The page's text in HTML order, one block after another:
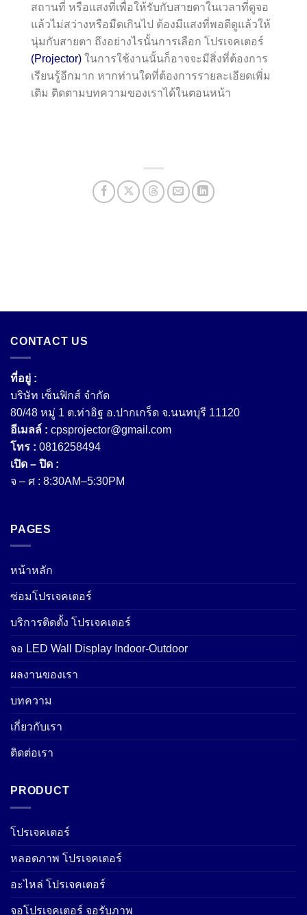
สถานที่ หรือแสงที่เพื่อให้รับกับสายตาในเวลาที่ดูจอ
แล้วไม่สว่างหรือมืดเกินไป ต้องมีแสงที่พอดีดูแล้วให้
นุ่มกับสายตา ถึงอย่างไรนั้นการเลือก โปรเจคเตอร์
(Projector) ในการใช้งานนั้นก็อาจจะมีสิ่งที่ต้องการ
เรียนรู้อีกมาก หากท่านใดที่ต้องการรายละเอียดเพิ่ม
เติม ติดตามบทความของเราได้ในตอนหน้า
CONTACT US
ที่อยู่ :
บริษัท เซ็นฟิกส์ จํากัด
80/48 หมู่ 1 ต.ท่าอิฐ อ.ปากเกร็ด จ.นนทบุรี 11120
อีเมลล์ : cpsprojector@gmail.com
โทร : 0816258494
เปิด – ปิด :
จ – ศ : 8:30AM–5:30PM
PAGES
หน้าหลัก
ซ่อมโปรเจคเตอร์
บริการติดตั้ง โปรเจคเตอร์
จอ LED Wall Display Indoor-Outdoor
ผลงานของเรา
บทความ
เกี่ยวกับเรา
ติดต่อเรา
PRODUCT
โปรเจคเตอร์
หลอดภาพ โปรเจคเตอร์
อะไหล่ โปรเจคเตอร์
จอโปรเจคเตอร์ จอรับภาพ